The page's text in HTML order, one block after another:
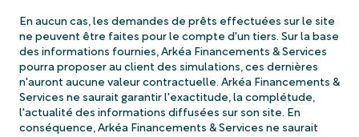
En aucun cas, les demandes de prêts effectuées sur le site
ne peuvent être faites pour le compte d'un tiers. Sur la base
des informations fournies, Arkéa Financements & Services
pourra proposer au client des simulations, ces dernières
n'auront aucune valeur contractuelle. Arkéa Financements &
Services ne saurait garantir l'exactitude, la complétude,
l'actualité des informations diffusées sur son site. En
conséquence, Arkéa Financements & Services ne saurait